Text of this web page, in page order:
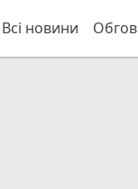
Всі новини